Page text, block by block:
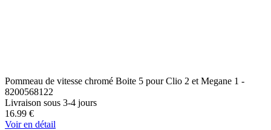
Pommeau de vitesse chromé Boite 5 pour Clio 2 et Megane 1 -
8200568122
Livraison sous 3-4 jours
16.99 €
Voir en détail